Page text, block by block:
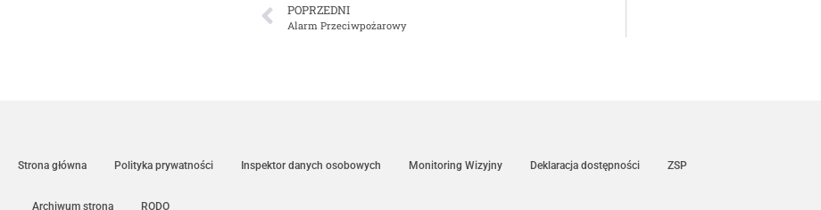
POPRZEDNI
Alarm Przeciwpożarowy
Strona główna Polityka prywatności Inspektor danych osobowych Monitoring Wizyjny Deklaracja dostępności ZSP
Archiwum strona RODO